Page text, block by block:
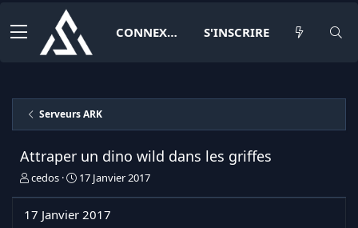
CONNEXION S'INSCRIRE
Serveurs ARK
Attraper un dino wild dans les griffes
I
t
cedos
D
e
17 Janvier 2017
17 Janvier 2017